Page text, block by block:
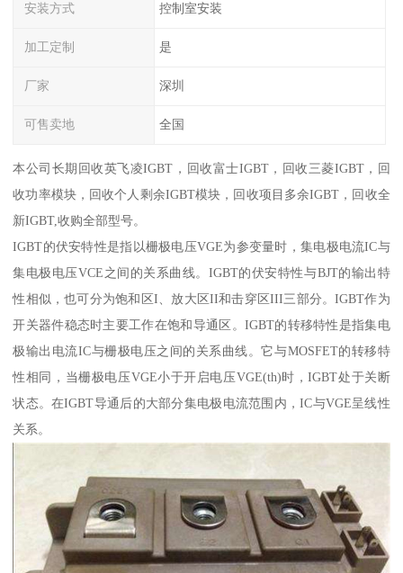
安装方式 控制室安装
加工定制 是
厂家 深圳
可售卖地 全国
本公司长期回收英飞凌IGBT，回收富士IGBT，回收三菱IGBT，回
收功率模块，回收个人剩余IGBT模块，回收项目多余IGBT，回收全
新IGBT,收购全部型号。
IGBT的伏安特性是指以栅极电压VGE为参变量时，集电极电流IC与
集电极电压VCE之间的关系曲线。IGBT的伏安特性与BJT的输出特
性相似，也可分为饱和区I、放大区II和击穿区III三部分。IGBT作为
开关器件稳态时主要工作在饱和导通区。IGBT的转移特性是指集电
极输出电流IC与栅极电压之间的关系曲线。它与MOSFET的转移特
性相同，当栅极电压VGE小于开启电压VGE(th)时，IGBT处于关断
状态。在IGBT导通后的大部分集电极电流范围内，IC与VGE呈线性
关系。